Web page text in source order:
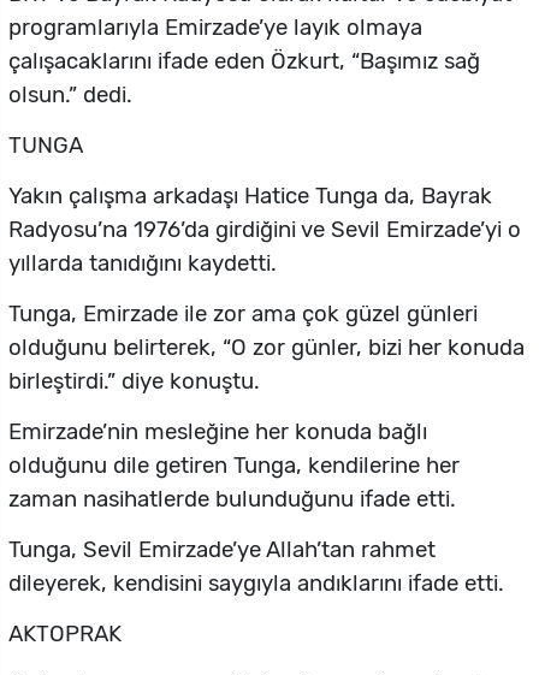
programlarıyla Emirzade’ye layık olmaya
çalışacaklarını ifade eden Özkurt, “Başımız sağ
olsun.” dedi.
TUNGA
Yakın çalışma arkadaşı Hatice Tunga da, Bayrak
Radyosu’na 1976’da girdiğini ve Sevil Emirzade’yi o
yıllarda tanıdığını kaydetti.
Tunga, Emirzade ile zor ama çok güzel günleri
olduğunu belirterek, “O zor günler, bizi her konuda
birleştirdi.” diye konuştu.
Emirzade’nin mesleğine her konuda bağlı
olduğunu dile getiren Tunga, kendilerine her
zaman nasihatlerde bulunduğunu ifade etti.
Tunga, Sevil Emirzade’ye Allah’tan rahmet
dileyerek, kendisini saygıyla andıklarını ifade etti.
AKTOPRAK